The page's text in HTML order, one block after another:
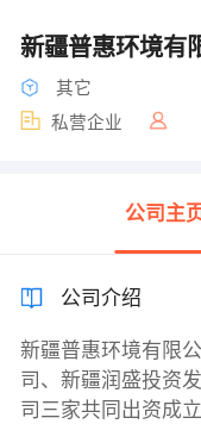
新疆普惠环境有
其它
私营企业
公司主
公司介绍
新疆普惠环境有限
司、新疆润盛投资
司三家共同出资成